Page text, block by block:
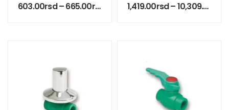
603.00rsd–665.00rsd 1,419.00rsd–10,309.00